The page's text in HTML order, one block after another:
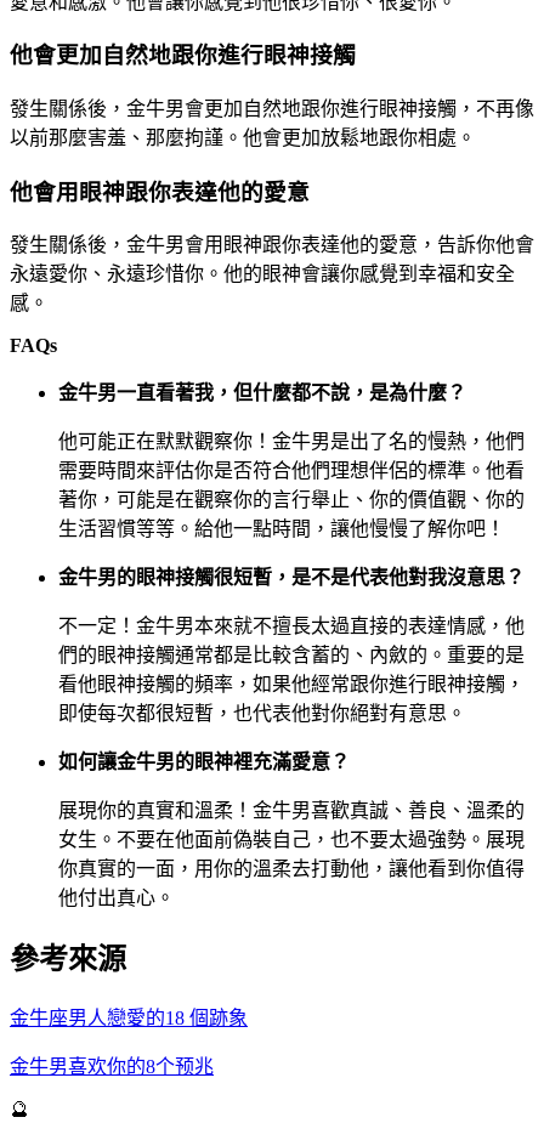
他會更加自然地跟你進行眼神接觸
發生關係後，金牛男會更加自然地跟你進行眼神接觸，不再像
以前那麼害羞、那麼拘謹。他會更加放鬆地跟你相處。
他會用眼神跟你表達他的愛意
發生關係後，金牛男會用眼神跟你表達他的愛意，告訴你他會
永遠愛你、永遠珍惜你。他的眼神會讓你感覺到幸福和安全
感。
FAQs
金牛男一直看著我，但什麼都不說，是為什麼？
他可能正在默默觀察你！金牛男是出了名的慢熱，他們
需要時間來評估你是否符合他們理想伴侶的標準。他看
著你，可能是在觀察你的言行舉止、你的價值觀、你的
生活習慣等等。給他一點時間，讓他慢慢了解你吧！
金牛男的眼神接觸很短暫，是不是代表他對我沒意思？
不一定！金牛男本來就不擅長太過直接的表達情感，他
們的眼神接觸通常都是比較含蓄的、內斂的。重要的是
看他眼神接觸的頻率，如果他經常跟你進行眼神接觸，
即使每次都很短暫，也代表他對你絕對有意思。
如何讓金牛男的眼神裡充滿愛意？
展現你的真實和溫柔！金牛男喜歡真誠、善良、溫柔的
女生。不要在他面前偽裝自己，也不要太過強勢。展現
你真實的一面，用你的溫柔去打動他，讓他看到你值得
他付出真心。
參考來源
金牛座男人戀愛的18 個跡象
金牛男喜欢你的8个预兆
🔮